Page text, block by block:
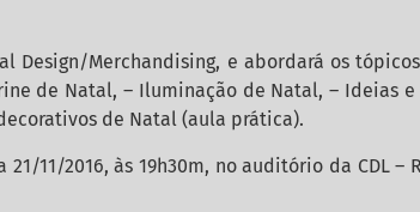
Design/Merchandising, e abordará os
de Natal, – Iluminação de Natal, – Ideias
de Natal (aula prática).
11/2016, às 19h30m, no auditório da CDL –